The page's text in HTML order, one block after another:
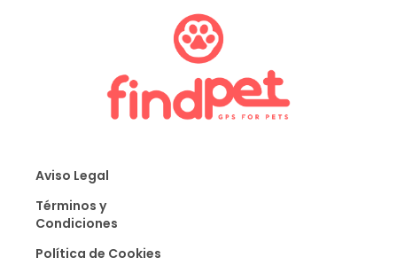
Aviso Legal
Términos y
Condiciones
Política de Cookies